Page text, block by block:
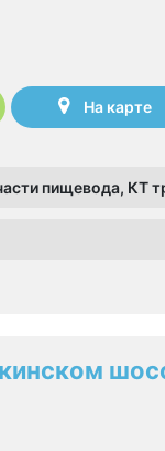
На карте
пищевода, КТ